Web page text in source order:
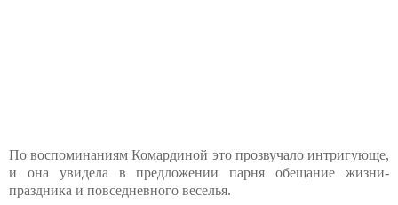
По воспоминаниям Комардиной это прозвучало интригующе,
и она увидела в предложении парня обещание жизни-
праздника и повседневного веселья.